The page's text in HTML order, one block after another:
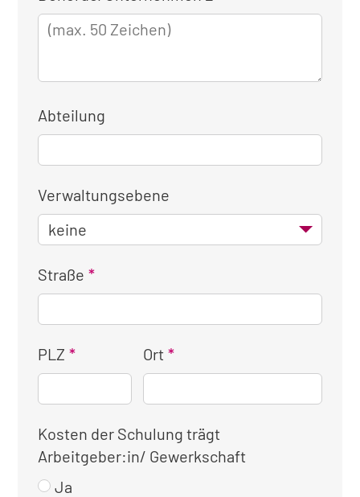
Abteilung
Verwaltungsebene
Straße
PLZ Ort
Kosten der Schulung trägt
Arbeitgeber:in/ Gewerkschaft
Ja